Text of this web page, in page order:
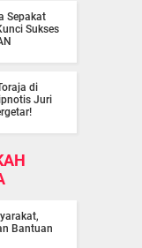
Sepakat
Sukses
di
Juri
Bantuan